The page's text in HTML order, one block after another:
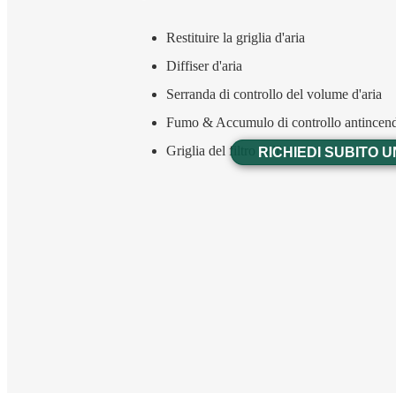
Restituire la griglia d'aria
Diffiser d'aria
Serranda di controllo del volume d'aria
Fumo & Accumulo di controllo
Griglia del filtro dell'ariaRICHIEDI SUBITO